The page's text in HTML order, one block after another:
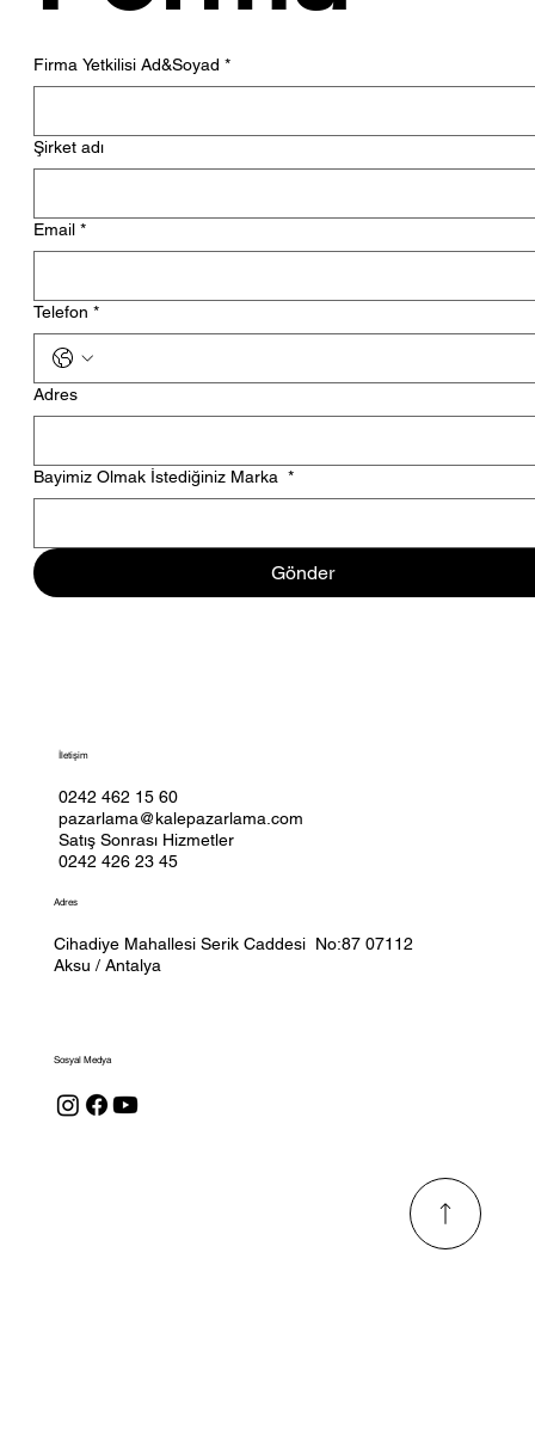
Firma Yetkilisi Ad&Soyad *
Şirket adı
Email *
Telefon *
Adres
Bayimiz Olmak İstediğiniz Marka *
Gönder
İletişim
0242 462 15 60
pazarlama@kalepazarlama.com
Satış Sonrası Hizmetler
0242 426 23 45
Adres
Cihadiye Mahallesi Serik Caddesi No:87 07112
Aksu / Antalya
Sosyal Medya